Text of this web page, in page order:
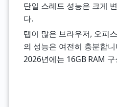
단일 스레드 성능은 크게
다.
탭이 많은 브라우저, 오피
의 성능은 여전히 충분합
2026년에는 16GB RAM